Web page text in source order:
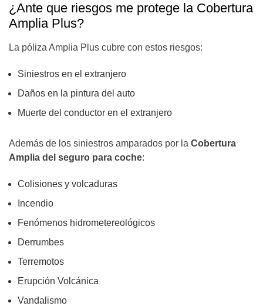
¿Ante que riesgos me protege la Cobertura
Amplia Plus?
La póliza Amplia Plus cubre con estos riesgos:
Siniestros en el extranjero
Daños en la pintura del auto
Muerte del conductor en el extranjero
Además de los siniestros amparados por la Cobertura
Amplia del seguro para coche:
Colisiones y volcaduras
Incendio
Fenómenos hidrometereológicos
Derrumbes
Terremotos
Erupción Volcánica
Vandalismo